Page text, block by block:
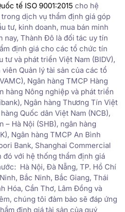
tế ISO 9001:2015 cho hệ
dịch vụ thẩm định giá góp
tư, kinh doanh, mua bán minh
nay, Thành Đô là đối tác uy tín
định giá cho các tổ chức tín
tư và phát triển Việt Nam (BIDV),
Quản lý tài sản của các tổ
Ngân hàng TMCP Hàng
hàng Nông nghiệp và phát triển
Ngân hàng Thương Tín Việt
Quốc dân Việt Nam (NCB),
– Hà Nội (SHB), ngân hàng
Ngân hàng TMCP An Bình
Bank, Shanghai Commercial
với hệ thống thẩm định giá
Hà Nội, Đà Nẵng, TP. Hồ Chí
Bắc Ninh, Bắc Giang, Thái
Hóa, Cần Thơ, Lâm Đồng và
chúng tôi đảm bảo sẽ đáp ứng
định giá tài sản của quý